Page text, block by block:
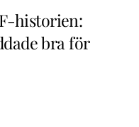
historien:
bra för